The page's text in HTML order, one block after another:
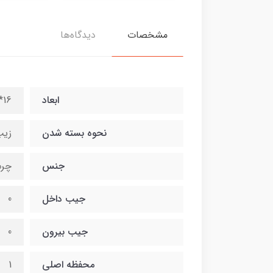
مشخصات دیدگاه‌ها
ابعاد 16*32*11
نحوه بسته شدن
جنس
جیب داخل 0
جیب بیرون 0
محفظه اصلی 1